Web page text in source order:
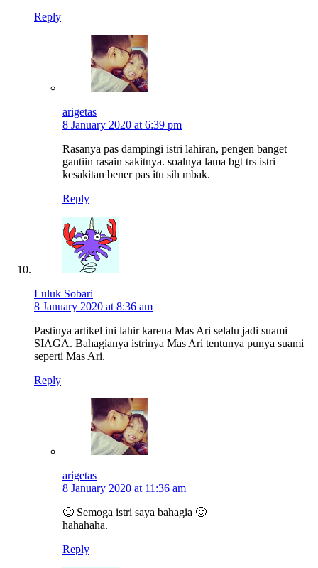
Reply
arigetas
8 January 2020 at 6:39 pm
Rasanya pas dampingi istri lahiran, pengen banget
gantiin rasain sakitnya. soalnya lama bgt trs istri
kesakitan bener pas itu sih mbak.
Reply
Luluk Sobari
8 January 2020 at 8:36 am
Pastinya artikel ini lahir karena Mas Ari selalu jadi suami
SIAGA. Bahagianya istrinya Mas Ari tentunya punya suami
seperti Mas Ari.
Reply
arigetas
8 January 2020 at 11:36 am
🙂 Semoga istri saya bahagia 🙂
hahahaha.
Reply